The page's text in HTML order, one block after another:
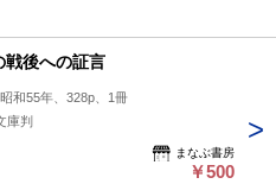
後への証言
和55年、328p、1冊
判
まなぶ書房
￥500